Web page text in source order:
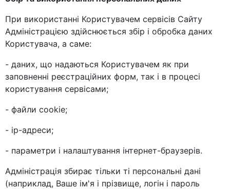
При використанні Користувачем сервісів Сайту
Адміністрацією здійснюється збір і обробка даних
Користувача, а саме:
- даних, що надаються Користувачем як при
заповненні реєстраційних форм, так і в процесі
користування сервісами;
- файли cookie;
- ір-адреси;
- параметри і налаштування інтернет-браузерів.
Адміністрація збирає тільки ті персональні дані
(наприклад, Ваше ім'я і прізвище, логін і пароль